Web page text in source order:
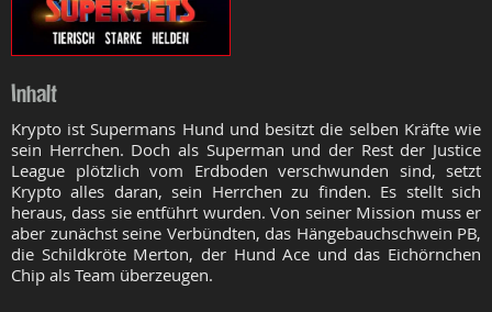
Inhalt
Krypto ist Supermans Hund und besitzt die selben Kräfte wie
sein Herrchen. Doch als Superman und der Rest der Justice
League plötzlich vom Erdboden verschwunden sind, setzt
Krypto alles daran, sein Herrchen zu finden. Es stellt sich
heraus, dass sie entführt wurden. Von seiner Mission muss er
aber zunächst seine Verbündten, das Hängebauchschwein PB,
die Schildkröte Merton, der Hund Ace und das Eichörnchen
Chip als Team überzeugen.